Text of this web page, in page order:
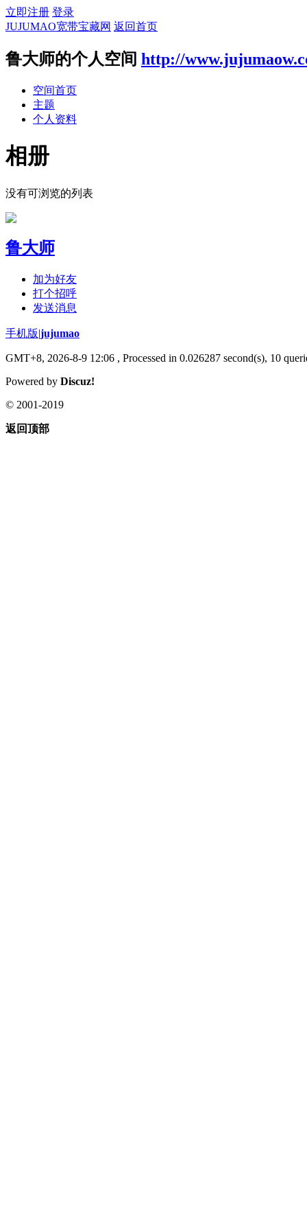
立即注册 登录
JUJUMAO宽带宝藏网 返回首页
鲁大师的个人空间 http://
空间首页
主题
个人资料
相册
没有可浏览的列表
鲁大师
加为好友
打个招呼
发送消息
手机版|jujumao
GMT+8, 2026-8-9 12:06 , Processed in 0.026287 second(s), 10
Powered by Discuz!
© 2001-2019
返回顶部